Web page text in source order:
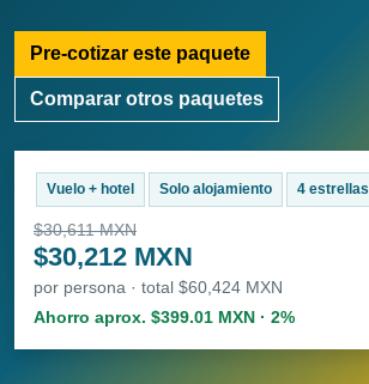
Pre-cotizar este paquete
Comparar otros paquetes
Vuelo + hotel Solo alojamiento 4 estrellas
$30,611 MXN
$30,212 MXN
por persona · total $60,424 MXN
Ahorro aprox. $399.01 MXN · 2%